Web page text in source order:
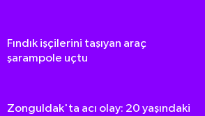
Fındık işçilerini taşıyan araç
şarampole uçtu
Zonguldak'ta acı olay: 20 yaşındaki